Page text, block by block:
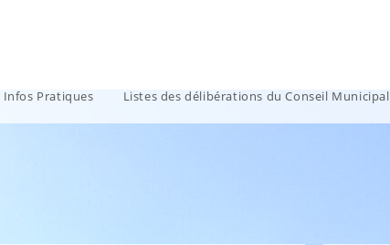
Infos Pratiques Listes des délibérations du Conseil Municipal